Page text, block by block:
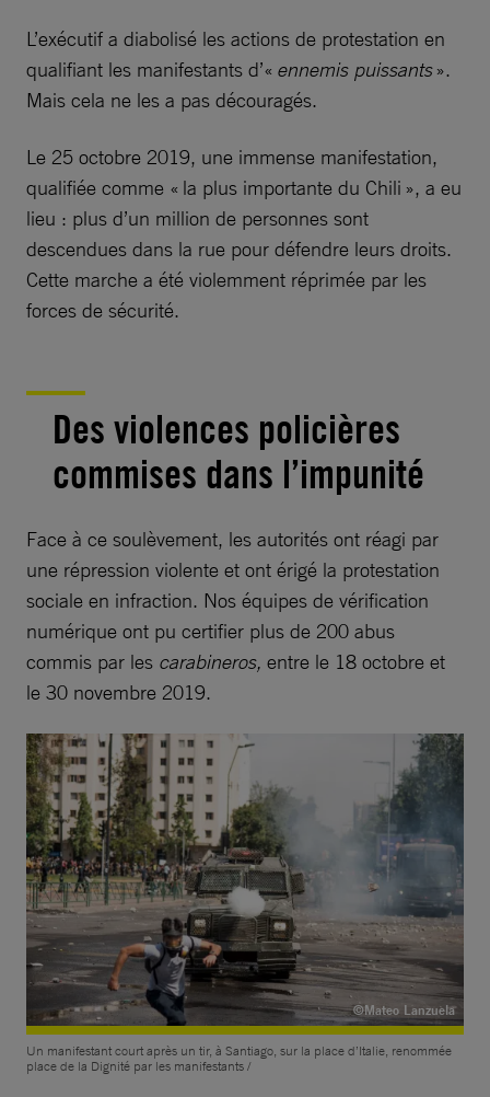
L’exécutif a diabolisé les actions de protestation en
qualifiant les manifestants d’« ennemis puissants».
Mais cela ne les a pas découragés.
Le 25 octobre 2019, une immense manifestation,
qualifiée comme « la plus importante du Chili », a eu
lieu : plus d’un million de personnes sont
descendues dans la rue pour défendre leurs droits.
Cette marche a été violemment réprimée par les
forces de sécurité.
Des violences policières
commises dans l’impunité
Face à ce soulèvement, les autorités ont réagi par
une répression violente et ont érigé la protestation
sociale en infraction. Nos équipes de vérification
numérique ont pu certifier plus de 200 abus
commis par les carabineros, entre le 18 octobre et
le 30 novembre 2019.
©Mateo Lanzuela
Un manifestant court après un tir, à Santiago, sur la place d’Italie, renommée
place de la Dignité par les manifestants /